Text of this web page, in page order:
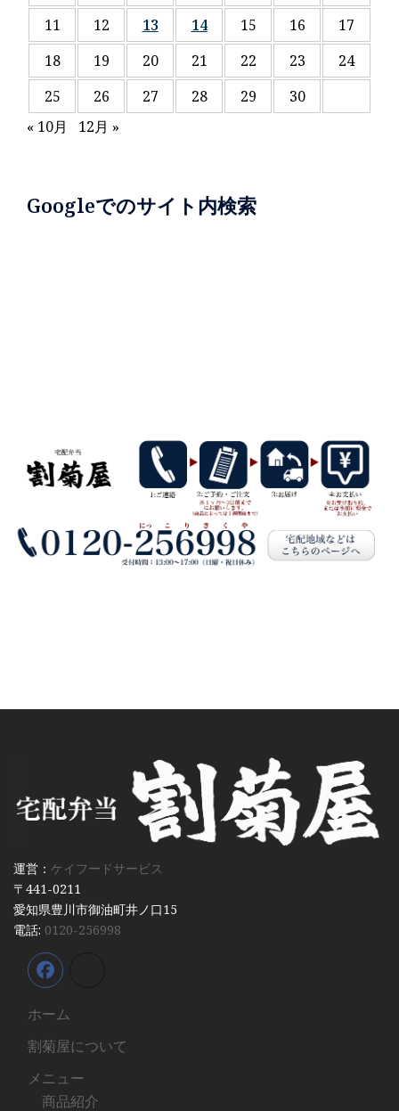
11
12 13 14 15 16
17
18
19 20 21 22 23
24
25
26 27 28 29
30
« 10月
12月 »
Googleでのサイト内検索
運営： ケイフードサービス
〒441-0211
愛知県豊川市御油町井ノ口15
電話: 0120-256998
ホーム
割菊屋について
メニュー
商品紹介